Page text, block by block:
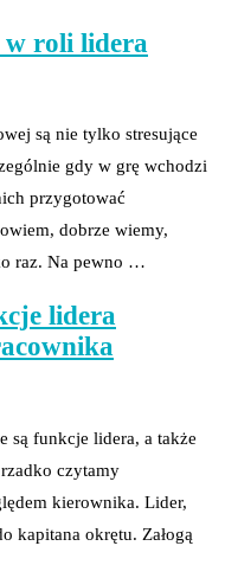
w roli lidera
są nie tylko stresujące
gdy w grę wchodzi
przygotować
dobrze wiemy,
raz. Na pewno …
lidera
są funkcje lidera, a także
czytamy
kierownika. Lider,
kapitana okrętu. Załogą